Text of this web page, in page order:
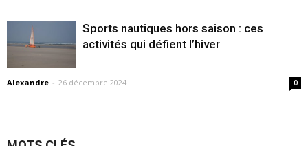
Sports nautiques hors saison : ces
activités qui défient l’hiver
Alexandre - 26 décembre 2024 0